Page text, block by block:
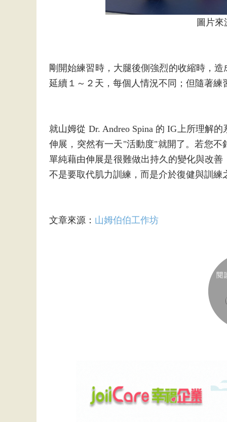
圖片
剛開始練習時，大腿後側強烈的收縮時，
延續１～２天，每個人情況不同；但隨著練
就山姆從 Dr. Andreo Spina 的 IG上所理解
伸展，突然有一天"活動度"就開了。若您不
單純藉由伸展是很難做出持久的變化與改善
不是要取代肌力訓練，而是介於復健與訓
文章來源： 山姆伯伯工作坊